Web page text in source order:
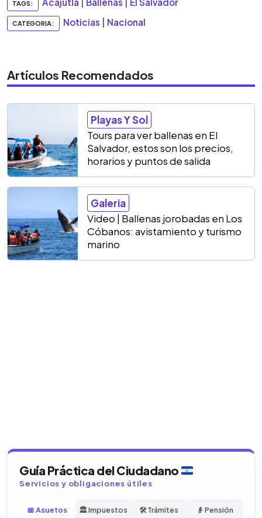
TAGS:
CATEGORIA: Noticias Nacional
Artículos Recomendados
Playas Y Sol
Tours para ver ballenas en El
Salvador, estos son los precios,
horarios y puntos de salida
Galeria
Video | Ballenas jorobadas en Los
Cóbanos: avistamiento y turismo
marino
Guía Práctica del Ciudadano
Servicios y obligaciones útiles
📅 Asuetos 🏛️ Impuestos 🛠️ Trámites 👴 Pensión